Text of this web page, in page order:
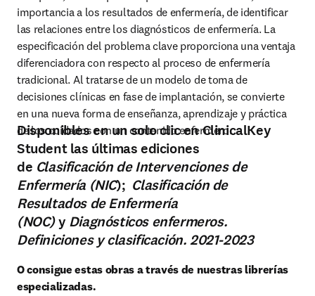
importancia a los resultados de enfermería, de identificar
las relaciones entre los diagnósticos de enfermería. La
especificación del problema clave proporciona una ventaja
diferenciadora con respecto al proceso de enfermería
tradicional. Al tratarse de un modelo de toma de
decisiones clínicas en fase de implantación, se convierte
en una nueva forma de enseñanza, aprendizaje y práctica
de los cuidados con un contenido enfermero.
Disponibles en un solo clic en ClinicalKey
Student las últimas ediciones
de Clasificación de Intervenciones de
Enfermería (NIC); Clasificación de
Resultados de Enfermería
(NOC)y Diagnósticos enfermeros.
Definiciones y clasificación. 2021-2023
O consigue estas obras a través de nuestras librerías
especializadas.